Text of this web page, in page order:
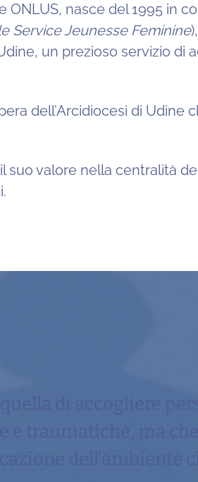
ONLUS, nasce del 1995 in
Service Jeunesse Feminine
un prezioso servizio
dell’Arcidiocesi di
suo valore nella centralità
quella di accogliere
e traumatiche, ma
dell’ambiente